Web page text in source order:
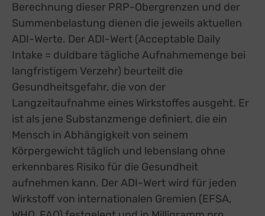
Berechnung dieser PRP-Obergrenzen und der
Summenbelastung dienen die jeweils aktuellen
ADI-Werte. Der ADI-Wert (Acceptable Daily
Intake = duldbare tägliche Aufnahmemenge bei
langfristigem Verzehr) beurteilt die
Gesundheitsgefahr, die von der
Langzeitaufnahme eines Wirkstoffes ausgeht. Er
ist als jene Substanzmenge definiert, die ein
Mensch in Abhängigkeit von seinem
Körpergewicht täglich und lebenslang ohne
erkennbares Risiko für die Gesundheit
aufnehmen kann. Der ADI-Wert wird für jeden
Wirkstoff von internationalen Gremien (EFSA,